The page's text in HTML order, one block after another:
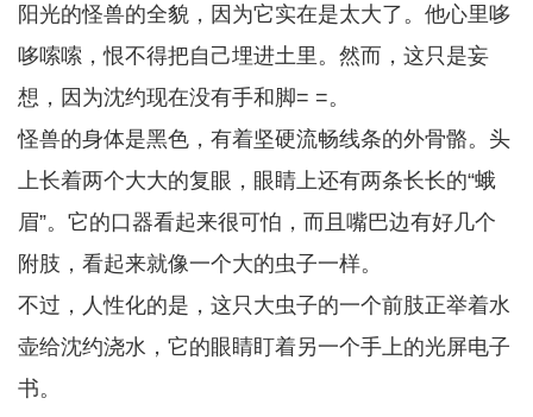
阳光的怪兽的全貌，因为它实在是太大了。他心里哆
哆嗦嗦，恨不得把自己埋进土里。然而，这只是妄
想，因为沈约现在没有手和脚= =。
怪兽的身体是黑色，有着坚硬流畅线条的外骨骼。头
上长着两个大大的复眼，眼睛上还有两条长长的“蛾
眉”。它的口器看起来很可怕，而且嘴巴边有好几个
附肢，看起来就像一个大的虫子一样。
不过，人性化的是，这只大虫子的一个前肢正举着水
壶给沈约浇水，它的眼睛盯着另一个手上的光屏电子
书。